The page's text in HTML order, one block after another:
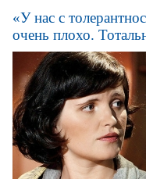
«У нас с
очень плохо.